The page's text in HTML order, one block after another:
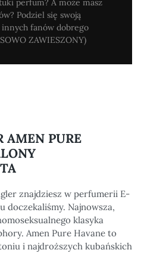
perfum? A może masz
Podziel się swoją
fanów dobrego
ZAWIESZONY)
AMEN PURE
znajdziesz w perfumerii E-
doczekaliśmy. Najnowsza,
klasyka
Amen Pure Havane to
i najdroższych kubańskich